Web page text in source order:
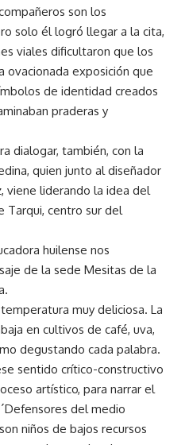
son los
solo él logró llegar a la cita,
viales dificultaron que los
ovacionada exposición que
de identidad creados
praderas y
dialogar, también, con la
quien junto al diseñador
viene liderando la idea del
Tarqui, centro sur del
huilense nos
de la sede Mesitas de la
muy deliciosa. La
en cultivos de café, uva,
degustando cada palabra.
sentido crítico-constructivo
artístico, para narrar el
del medio
niños de bajos recursos